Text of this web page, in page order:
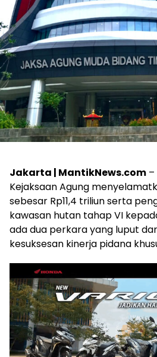
Jakarta | MantikNews.com
Kejaksaan Agung
sebesar Rp11,4 triliun serta
kawasan hutan tahap VI
ada dua perkara yang luput
kesuksesan kinerja pidana